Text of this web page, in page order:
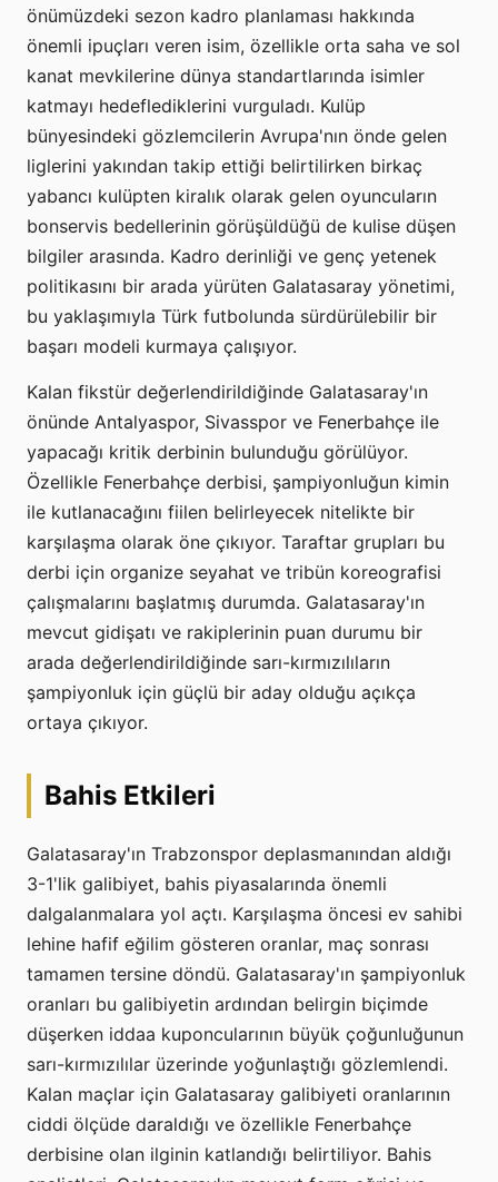
önümüzdeki sezon kadro planlaması hakkında
önemli ipuçları veren isim, özellikle orta saha ve sol
kanat mevkilerine dünya standartlarında isimler
katmayı hedeflediklerini vurguladı. Kulüp
bünyesindeki gözlemcilerin Avrupa'nın önde gelen
liglerini yakından takip ettiği belirtilirken birkaç
yabancı kulüpten kiralık olarak gelen oyuncuların
bonservis bedellerinin görüşüldüğü de kulise düşen
bilgiler arasında. Kadro derinliği ve genç yetenek
politikasını bir arada yürüten Galatasaray yönetimi,
bu yaklaşımıyla Türk futbolunda sürdürülebilir bir
başarı modeli kurmaya çalışıyor.
Kalan fikstür değerlendirildiğinde Galatasaray'ın
önünde Antalyaspor, Sivasspor ve Fenerbahçe ile
yapacağı kritik derbinin bulunduğu görülüyor.
Özellikle Fenerbahçe derbisi, şampiyonluğun kimin
ile kutlanacağını fiilen belirleyecek nitelikte bir
karşılaşma olarak öne çıkıyor. Taraftar grupları bu
derbi için organize seyahat ve tribün koreografisi
çalışmalarını başlatmış durumda. Galatasaray'ın
mevcut gidişatı ve rakiplerinin puan durumu bir
arada değerlendirildiğinde sarı-kırmızılıların
şampiyonluk için güçlü bir aday olduğu açıkça
ortaya çıkıyor.
Bahis Etkileri
Galatasaray'ın Trabzonspor deplasmanından aldığı
3-1'lik galibiyet, bahis piyasalarında önemli
dalgalanmalara yol açtı. Karşılaşma öncesi ev sahibi
lehine hafif eğilim gösteren oranlar, maç sonrası
tamamen tersine döndü. Galatasaray'ın şampiyonluk
oranları bu galibiyetin ardından belirgin biçimde
düşerken iddaa kuponcularının büyük çoğunluğunun
sarı-kırmızılılar üzerinde yoğunlaştığı gözlemlendi.
Kalan maçlar için Galatasaray galibiyeti oranlarının
ciddi ölçüde daraldığı ve özellikle Fenerbahçe
derbisine olan ilginin katlandığı belirtiliyor. Bahis